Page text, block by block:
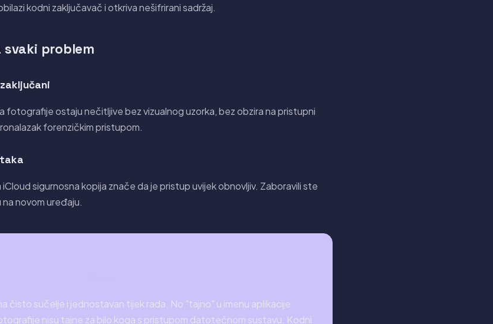
kodni zaključavač i otkriva nešifrirani sadržaj.
svaki problem
fotografije ostaju nečitljive bez vizualnog uzorka, bez obzira na pristupni
forenzičkim pristupom.
sigurnosna kopija znače da je pristup uvijek obnovljiv. Zaboravili ste
novom uređaju.
čisto sučelje i jednostavan tijek rada. No "tajno" u imenu aplikacije
nisu tajne za bilo koga s pristupom datotečnom sustavu. Kodni